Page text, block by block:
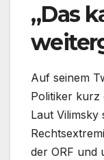
„Das
Auf seinem
Politiker kurz
Laut Vilimsky
der ORF und